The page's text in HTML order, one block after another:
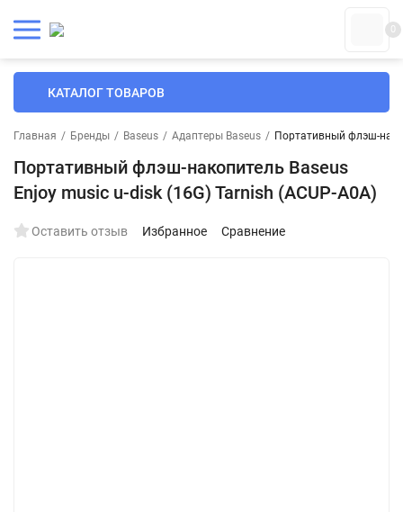
0
КАТАЛОГ ТОВАРОВ
Главная / Бренды / Baseus / Адаптеры Baseus / Портативный флэш-
Портативный флэш-накопитель Baseus
Enjoy music u-disk (16G) Tarnish (ACUP-A0A)
Оставить отзыв Избранное Сравнение